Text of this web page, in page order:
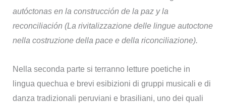
autóctonas en la construcción de la paz y la
reconciliación (La rivitalizzazione delle lingue autoctone
nella costruzione della pace e della riconciliazione).
Nella seconda parte si terranno letture poetiche in
lingua quechua e brevi esibizioni di gruppi musicali e di
danza tradizionali peruviani e brasiliani, uno dei quali